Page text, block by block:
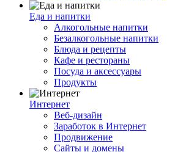
Еда и напитки
Алкогольные напитки
Безалкогольные напитки
Блюда и рецепты
Кафе и рестораны
Посуда и аксессуары
Продукты
Интернет
Веб-дизайн
Заработок в Интернет
Продвижение
Сайты и домены